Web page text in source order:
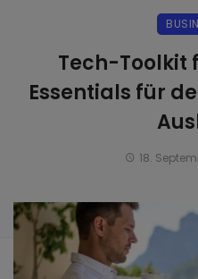
Tech-Toolkit
Essentials für
18.